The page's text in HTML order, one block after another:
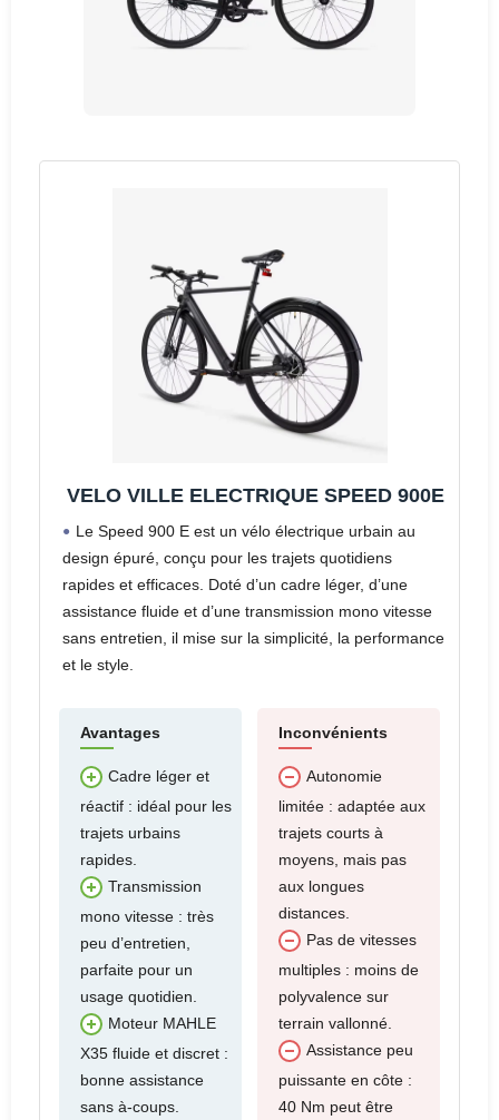
VELO VILLE ELECTRIQUE SPEED 900E
Le Speed 900 E est un vélo électrique urbain au
design épuré, conçu pour les trajets quotidiens
rapides et efficaces. Doté d’un cadre léger, d’une
assistance fluide et d’une transmission mono vitesse
sans entretien, il mise sur la simplicité, la performance
et le style.
Avantages
Cadre léger et
réactif : idéal pour les
trajets urbains
rapides.
Transmission
mono vitesse : très
peu d’entretien,
parfaite pour un
usage quotidien.
Moteur MAHLE
X35 fluide et discret :
bonne assistance
sans à-coups.
Inconvénients
Autonomie
limitée : adaptée aux
trajets courts à
moyens, mais pas
aux longues
distances.
Pas de vitesses
multiples : moins de
polyvalence sur
terrain vallonné.
Assistance peu
puissante en côte :
40 Nm peut être